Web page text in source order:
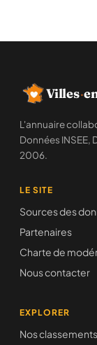
Villes·
L'annuaire
Données INSEE,
2006.
LE SITE
Sources des
Partenaires
Charte de
Nous contacter
EXPLORER
Nos classements